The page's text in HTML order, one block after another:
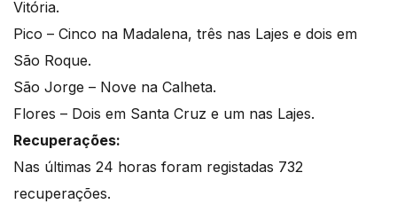
Vitória.
Pico – Cinco na Madalena, três nas Lajes e dois em
São Roque.
São Jorge – Nove na Calheta.
Flores – Dois em Santa Cruz e um nas Lajes.
Recuperações:
Nas últimas 24 horas foram registadas 732
recuperações.